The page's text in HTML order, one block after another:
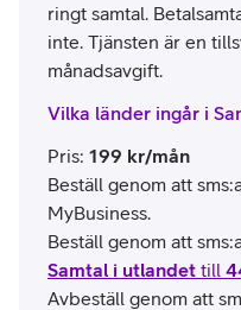
ringt samtal.
inte. Tjänsten är en
månadsavgift.
Vilka länder ingår i
Pris: 199 kr/mån
Beställ genom att
MyBusiness.
Beställ genom att
Samtal i utlandet till
Avbeställ genom att